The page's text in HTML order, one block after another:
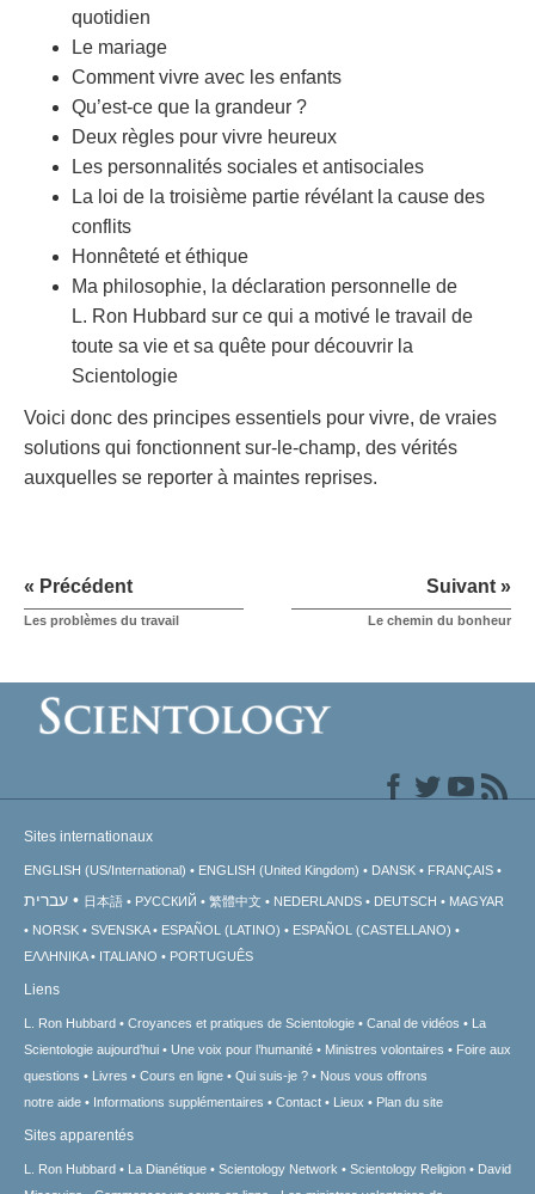
quotidien
Le mariage
Comment vivre avec les enfants
Qu’est-ce que la grandeur ?
Deux règles pour vivre heureux
Les personnalités sociales et antisociales
La loi de la troisième partie révélant la cause des
conflits
Honnêteté et éthique
Ma philosophie, la déclaration personnelle de
L. Ron Hubbard sur ce qui a motivé le travail de
toute sa vie et sa quête pour découvrir la
Scientologie
Voici donc des principes essentiels pour vivre, de vraies
solutions qui fonctionnent sur-le-champ, des vérités
auxquelles se reporter à maintes reprises.
« Précédent
Les problèmes du travail
Suivant »
Le chemin du bonheur
Sites internationaux
ENGLISH (US/International) ENGLISH (United Kingdom) DANSK FRANÇAIS
עברית 日本語 РУССКИЙ 繁體中文 NEDERLANDS DEUTSCH
MAGYAR
NORSK
SVENSKA ESPAÑOL (LATINO)
ESPAÑOL (CASTELLANO)
ΕΛΛΗΝΙΚA
ITALIANO PORTUGUÊS
Liens
L. Ron Hubbard Croyances et pratiques de Scientologie Canal de vidéos
La
Scientologie aujourd’hui
Une voix pour l’humanité Ministres volontaires
Foire aux
questions
Livres Cours en ligne Qui suis-je ?
Nous vous offrons
notre aide
Informations supplémentaires Contact Lieux Plan du site
Sites apparentés
L. Ron Hubbard La Dianétique Scientology Network Scientology Religion
David